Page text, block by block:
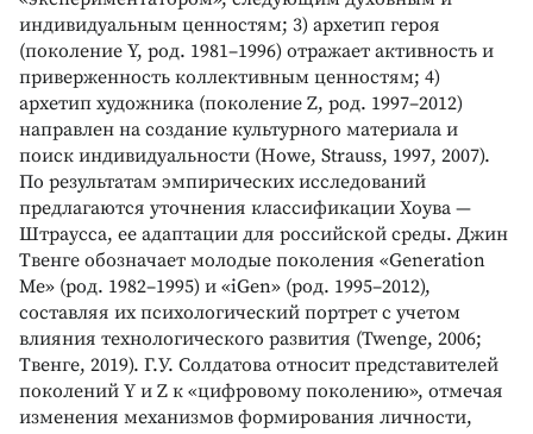
индивидуальным ценностям; 3) архетип героя
(поколение Y, род. 1981–1996) отражает активность и
приверженность коллективным ценностям; 4)
архетип художника (поколение Z, род. 1997–2012)
направлен на создание культурного материала и
поиск индивидуальности (Howe, Strauss, 1997, 2007).
По результатам эмпирических исследований
предлагаются уточнения классификации Хоува —
Штраусса, ее адаптации для российской среды. Джин
Твенге обозначает молодые поколения «Generation
Me» (род. 1982–1995) и «iGen» (род. 1995–2012),
составляя их психологический портрет с учетом
влияния технологического развития (Twenge, 2006;
Твенге, 2019). Г.У. Солдатова относит представителей
поколений Y и Z к «цифровому поколению», отмечая
изменения механизмов формирования личности,